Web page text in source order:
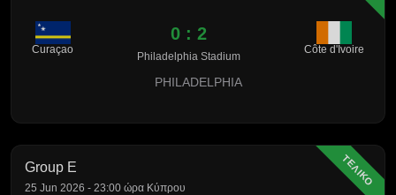
Curaçao
0 : 2
Philadelphia Stadium
Côte d'Ivoire
PHILADELPHIA
ΤΕΛΙΚΟ
Group E
25 Jun 2026 - 23:00 ώρα Κύπρου